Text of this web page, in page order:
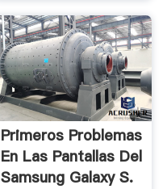
Primeros Problemas
En Las Pantallas Del
Samsung Galaxy S.